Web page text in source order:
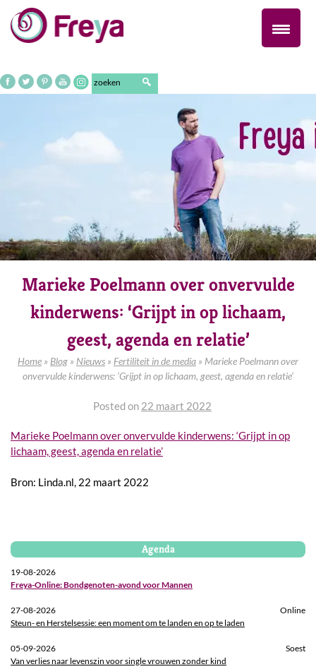
inhoud
Marieke Poelmann over onvervulde
kinderwens: ‘Grijpt in op lichaam,
geest, agenda en relatie’
Home » Blog » Nieuws » Fertiliteit in de media » Marieke Poelmann over
onvervulde kinderwens: ‘Grijpt in op lichaam, geest, agenda en relatie’
Posted on 22 maart 2022
Marieke Poelmann over onvervulde kinderwens: ‘Grijpt in op
lichaam, geest, agenda en relatie’
Bron: Linda.nl, 22 maart 2022
Agenda
19-08-2026
Freya-Online: Bondgenoten-avond voor Mannen
27-08-2026
Online
Steun- en Herstelsessie: een moment om te landen en op te laden
05-09-2026
Soest
Van verlies naar levenszin voor single vrouwen zonder kind